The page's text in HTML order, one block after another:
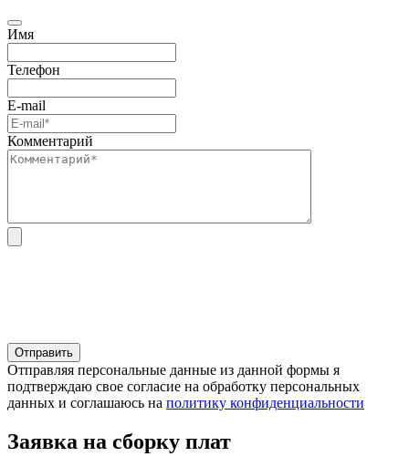
Имя
Телефон
E-mail
Комментарий
Отправляя персональные данные из данной формы я
подтверждаю свое согласие на обработку персональных
данных и соглашаюсь на политику конфиденциальности
Заявка на сборку плат